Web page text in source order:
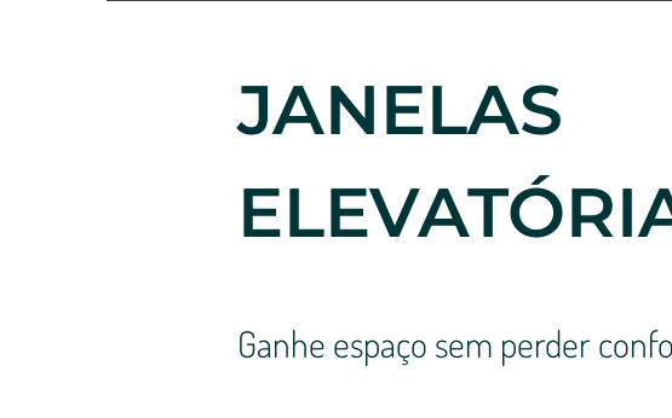
JANELAS
Ganhe espaço sem perder